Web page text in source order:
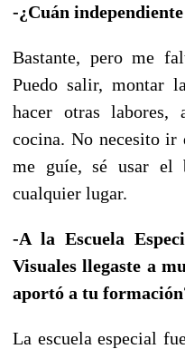
-¿Cuán independiente
Bastante, pero me
Puedo salir, montar
hacer otras labores,
cocina. No necesito ir
me guíe, sé usar el
cualquier lugar.
-A la Escuela
Visuales llegaste a
aportó a tu
La escuela especial